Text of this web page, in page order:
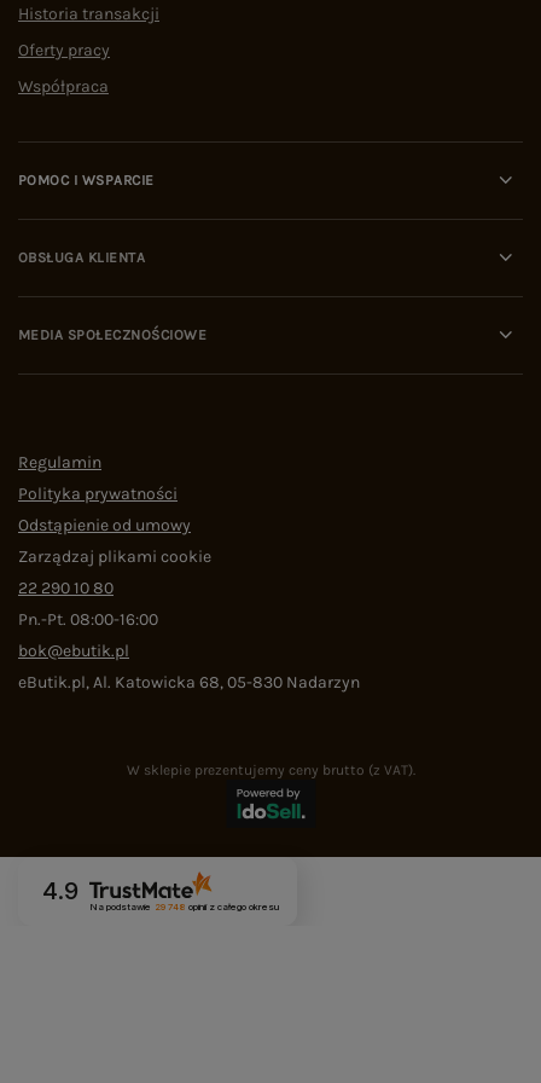
Historia transakcji
Oferty pracy
Współpraca
POMOC I WSPARCIE
OBSŁUGA KLIENTA
MEDIA SPOŁECZNOŚCIOWE
Regulamin
Polityka prywatności
Odstąpienie od umowy
Zarządzaj plikami cookie
22 290 10 80
Pn.-Pt. 08:00-16:00
bok@ebutik.pl
eButik.pl,Al. Katowicka 68,05-830 Nadarzyn
W sklepie prezentujemy ceny brutto (z VAT).
4.9
Na podstawie 29 748 opinii z całego okresu